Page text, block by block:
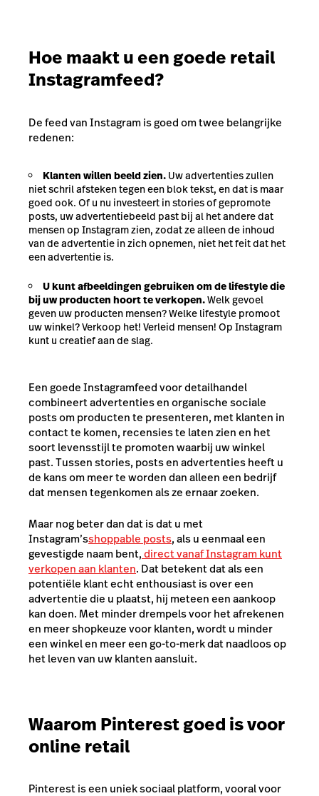
Hoe maakt u een goede retail
Instagramfeed?
De feed van Instagram is goed om twee belangrijke
redenen:
Klanten willen beeld zien. Uw advertenties zullen
niet schril afsteken tegen een blok tekst, en dat is maar
goed ook. Of u nu investeert in stories of gepromote
posts, uw advertentiebeeld past bij al het andere dat
mensen op Instagram zien, zodat ze alleen de inhoud
van de advertentie in zich opnemen, niet het feit dat het
een advertentie is.
U kunt afbeeldingen gebruiken om de lifestyle die
bij uw producten hoort te verkopen.Welk gevoel
geven uw producten mensen? Welke lifestyle promoot
uw winkel? Verkoop het! Verleid mensen! Op Instagram
kunt u creatief aan de slag.
Een goede Instagramfeed voor detailhandel
combineert advertenties en organische sociale
posts om producten te presenteren, met klanten in
contact te komen, recensies te laten zien en het
soort levensstijl te promoten waarbij uw winkel
past. Tussen stories, posts en advertenties heeft u
de kans om meer te worden dan alleen een bedrijf
dat mensen tegenkomen als ze ernaar zoeken.
Maar nog beter dan dat is dat u met
Instagram’sshoppable posts, als u eenmaal een
gevestigde naam bent,direct vanaf Instagram kunt
verkopen aan klanten. Dat betekent dat als een
potentiële klant echt enthousiast is over een
advertentie die u plaatst, hij meteen een aankoop
kan doen. Met minder drempels voor het afrekenen
en meer shopkeuze voor klanten, wordt u minder
een winkel en meer een go-to-merk dat naadloos op
het leven van uw klanten aansluit.
Waarom Pinterest goed is voor
online retail
Pinterest is een uniek sociaal platform, vooral voor